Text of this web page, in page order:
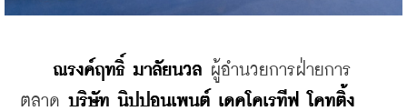
ณรงค์ฤทธิ์ มาลัยนวล ผู้อำนวยการฝ่ายการ
ตลาด บริษัท นิปปอนเพนต์ เดคโคเรทีฟ โคทติ้ง